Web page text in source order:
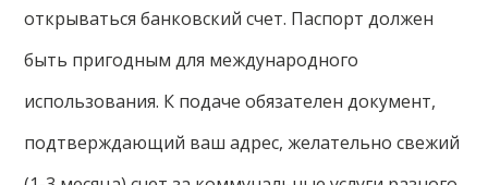
открываться банковский счет. Паспорт должен
быть пригодным для международного
использования. К подаче обязателен документ,
подтверждающий ваш адрес, желательно свежий